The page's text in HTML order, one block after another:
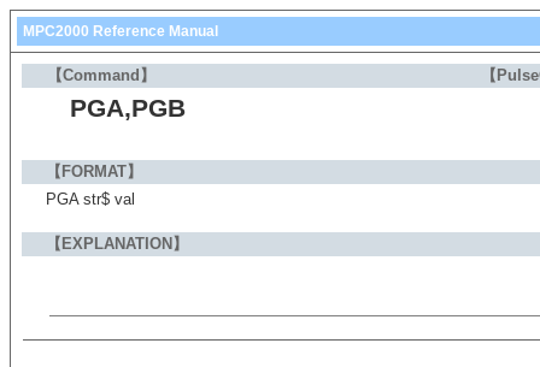
MPC2000 Reference Manual
【Command】 【
PGA,PGB
【FORMAT】
PGA str$ val
【EXPLANATION】